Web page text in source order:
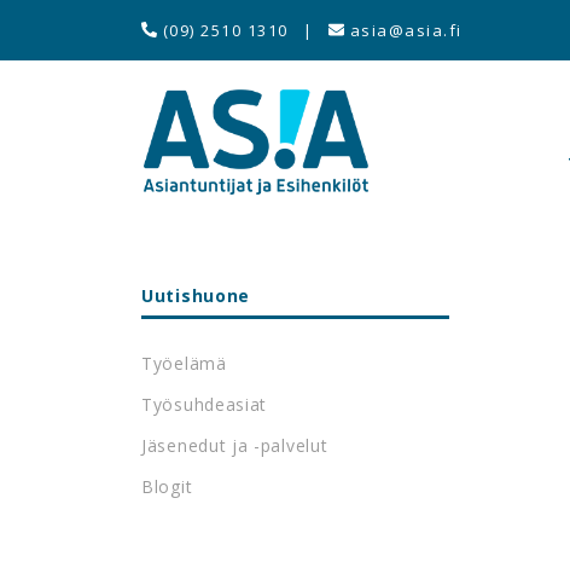
(09) 2510 1310 | asia@asia.fi
Uutishuone
Työelämä
Työsuhdeasiat
Jäsenedut ja -palvelut
Blogit